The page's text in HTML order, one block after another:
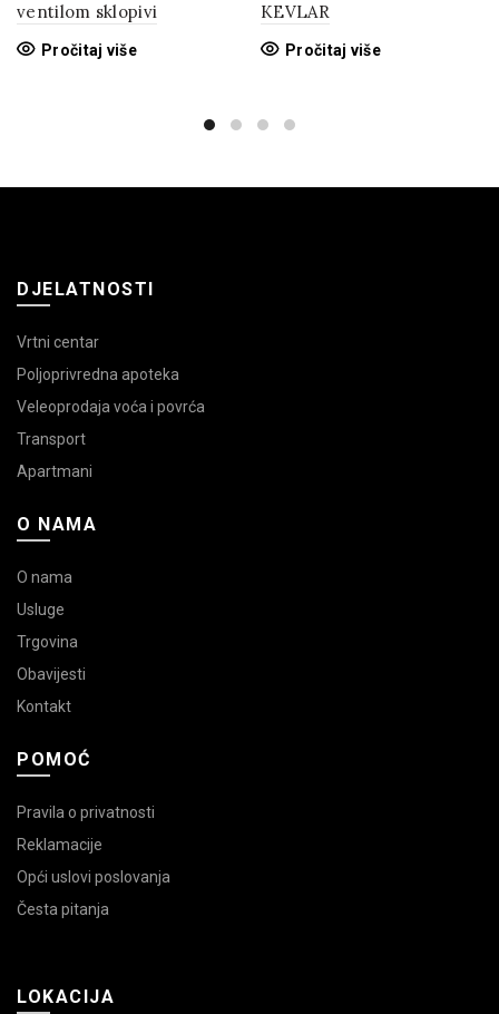
ventilom sklopivi
Pročitaj više
KEVLAR
Pročitaj više
DJELATNOSTI
Vrtni centar
Poljoprivredna apoteka
Veleoprodaja voća i povrća
Transport
Apartmani
O NAMA
O nama
Usluge
Trgovina
Obavijesti
Kontakt
POMOĆ
Pravila o privatnosti
Reklamacije
Opći uslovi poslovanja
Česta pitanja
LOKACIJA